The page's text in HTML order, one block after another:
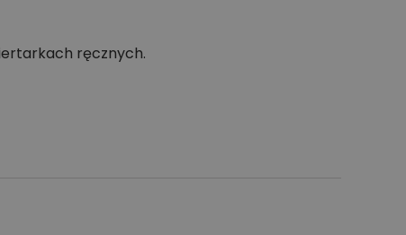
ręcznych.